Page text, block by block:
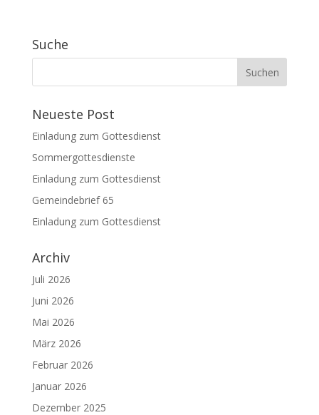
Suche
Neueste Post
Einladung zum Gottesdienst
Sommergottesdienste
Einladung zum Gottesdienst
Gemeindebrief 65
Einladung zum Gottesdienst
Archiv
Juli 2026
Juni 2026
Mai 2026
März 2026
Februar 2026
Januar 2026
Dezember 2025